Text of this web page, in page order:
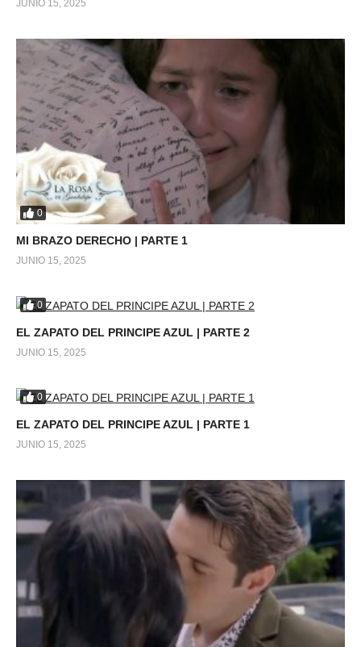
JUNIO 15, 2025
0
MI BRAZO DERECHO | PARTE 1
JUNIO 15, 2025
0
EL ZAPATO DEL PRINCIPE AZUL | PARTE 2
JUNIO 15, 2025
0
EL ZAPATO DEL PRINCIPE AZUL | PARTE 1
JUNIO 15, 2025